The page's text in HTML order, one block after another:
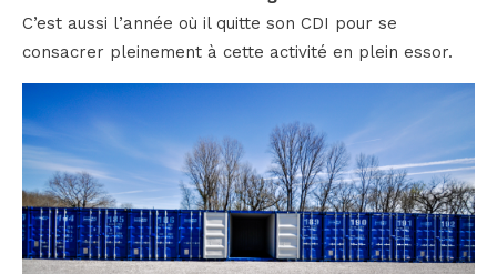
C’est aussi l’année où il quitte son CDI pour se
consacrer pleinement à cette activité en plein essor.